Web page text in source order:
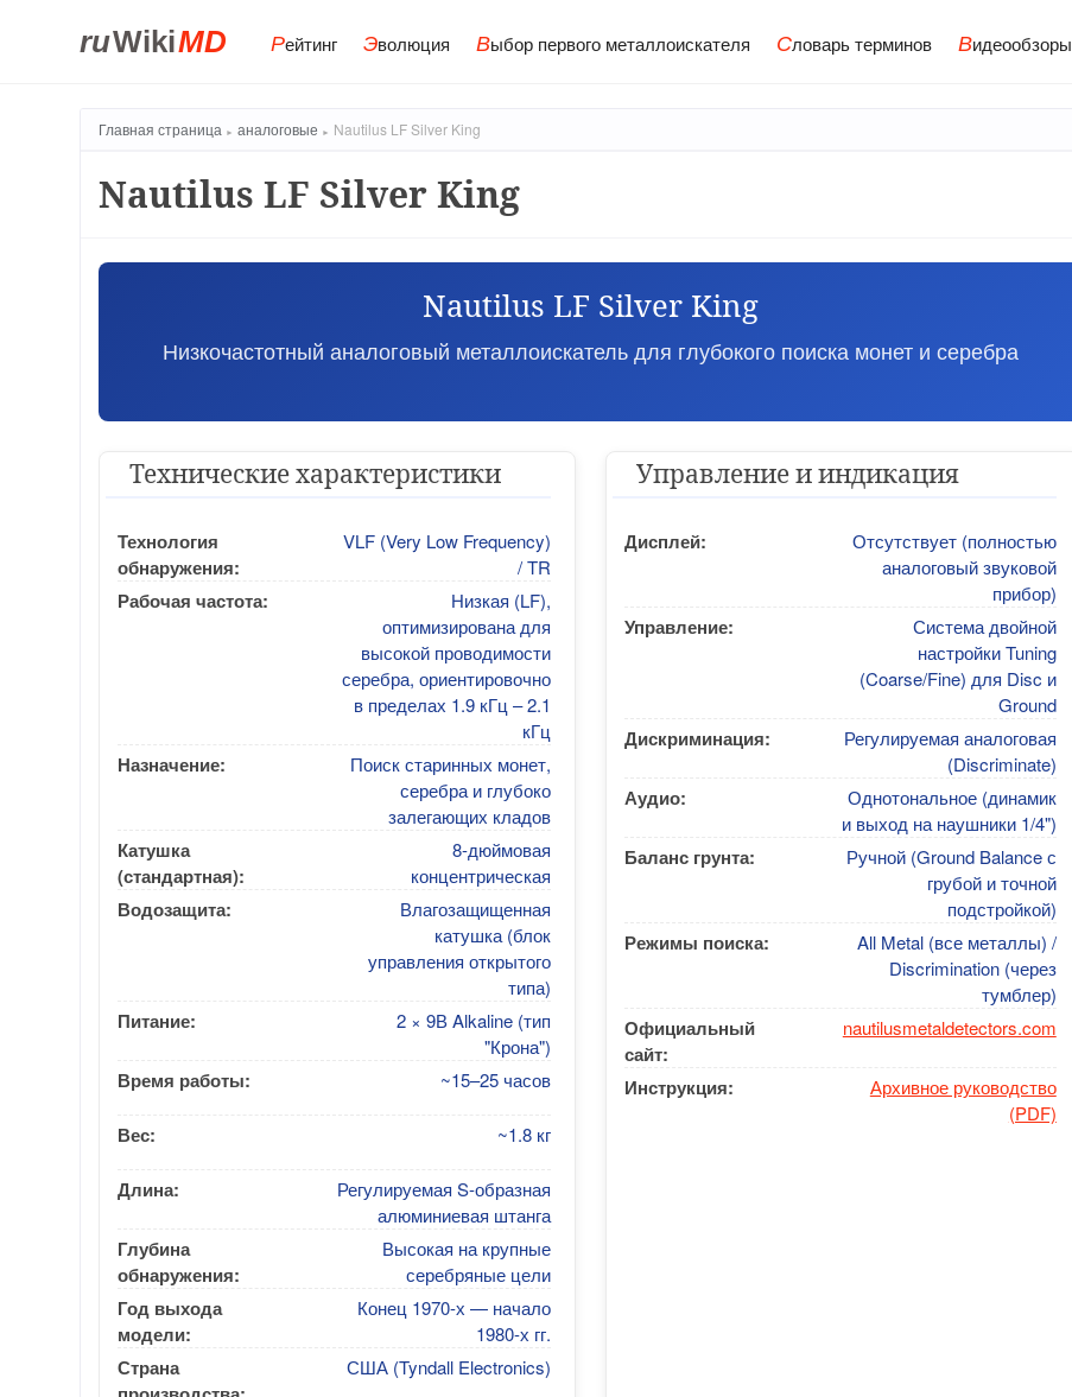
ruWikiMD Рейтинг Эволюция Выбор первого металлоискателя Словарь терминов Видеообзоры
Главная страница аналоговые Nautilus LF Silver King
Nautilus LF Silver King
Nautilus LF Silver King
Низкочастотный аналоговый металлоискатель для глубокого поиска монет и серебра
Технические характеристики
Технология
обнаружения:
VLF (Very Low Frequency)
/ TR
Рабочая частота:
Низкая (LF),
оптимизирована для
высокой проводимости
серебра, ориентировочно
в пределах 1.9 кГц – 2.1
кГц
Назначение:
Поиск старинных монет,
серебра и глубоко
залегающих кладов
Катушка
(стандартная):
8-дюймовая
концентрическая
Водозащита:
Влагозащищенная
катушка (блок
управления открытого
типа)
Питание:
2 × 9В Alkaline (тип
"Крона")
Время работы: ~15–25 часов
Вес: ~1.8 кг
Длина:
Регулируемая S-образная
алюминиевая штанга
Глубина
обнаружения:
Высокая на крупные
серебряные цели
Год выхода
модели:
Конец 1970-х — начало
1980-х гг.
Страна
США (Tyndall Electronics)
Управление и индикация
Дисплей:
Отсутствует (полностью
аналоговый звуковой
прибор)
Управление:
Система двойной
настройки Tuning
(Coarse/Fine) для Disc и
Ground
Дискриминация:
Регулируемая аналоговая
(Discriminate)
Аудио:
Однотональное (динамик
и выход на наушники 1/4")
Баланс грунта:
Ручной (Ground Balance с
грубой и точной
подстройкой)
Режимы поиска:
All Metal (все металлы) /
Discrimination (через
тумблер)
Официальный
сайт:
nautilusmetaldetectors.com
Инструкция:
Архивное руководство
(PDF)